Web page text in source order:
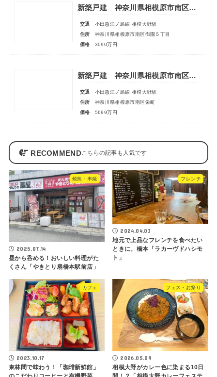
新築戸建 神奈川県相模原市南区御園５丁目
交通
小田急江ノ島線 相模大野駅
住所
神奈川県相模原市南区御園５丁目
価格
3090万円
新築戸建 神奈川県相模原市南区栄町
交通
小田急江ノ島線 相模大野駅
住所
神奈川県相模原市南区栄町
価格
5699万円
RECOMMEND
焼鳥・串焼
2025.07.14
昼から呑める！おいしい料理がた
くさん「やきとり扇橋本駅前店」
フレンチ
2024.04.03
地元で上品なフレンチを食べたい
ときに。橋本「ラカーヴドハシモ
ト」
カフェ
2023.10.17
東林間で味わう！「珈琲新鮮館」
フェス・お祭り
2026.05.09
相模大野がカレー色に染まる10日